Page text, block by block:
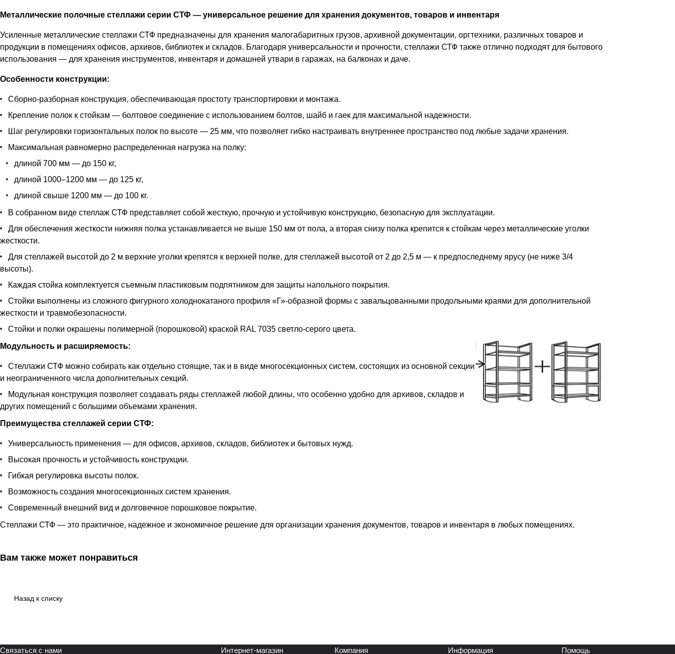
Металлические полочные стеллажи серии СТФ — универсальное решение для хранения документов, товаров и инвентаря
Усиленные металлические стеллажи СТФ предназначены для хранения малогабаритных грузов, архивной документации, оргтехники, различных товаров и
продукции в помещениях офисов, архивов, библиотек и складов. Благодаря универсальности и прочности, стеллажи СТФ также отлично подходят для бытового
использования — для хранения инструментов, инвентаря и домашней утвари в гаражах, на балконах и даче.
Особенности конструкции:
Сборно-разборная конструкция, обеспечивающая простоту транспортировки и монтажа.
Крепление полок к стойкам — болтовое соединение с использованием болтов, шайб и гаек для максимальной надежности.
Шаг регулировки горизонтальных полок по высоте — 25 мм, что позволяет гибко настраивать внутреннее пространство под любые задачи хранения.
Максимальная равномерно распределенная нагрузка на полку:
длиной 700 мм — до 150 кг,
длиной 1000–1200 мм — до 125 кг,
длиной свыше 1200 мм — до 100 кг.
В собранном виде стеллаж СТФ представляет собой жесткую, прочную и устойчивую конструкцию, безопасную для эксплуатации.
Для обеспечения жесткости нижняя полка устанавливается не выше 150 мм от пола, а вторая снизу полка крепится к стойкам через металлические уголки
жесткости.
Для стеллажей высотой до 2 м верхние уголки крепятся к верхней полке, для стеллажей высотой от 2 до 2,5 м — к предпоследнему ярусу (не ниже 3/4
высоты).
Каждая стойка комплектуется съемным пластиковым подпятником для защиты напольного покрытия.
Стойки выполнены из сложного фигурного холоднокатаного профиля «Г»-образной формы с завальцованными продольными краями для дополнительной
жесткости и травмобезопасности.
Стойки и полки окрашены полимерной (порошковой) краской RAL 7035 светло-серого цвета.
Модульность и расширяемость:
Стеллажи СТФ можно собирать как отдельно стоящие, так и в виде многосекционных систем, состоящих из основной секции
и неограниченного числа дополнительных секций.
Модульная конструкция позволяет создавать ряды стеллажей любой длины, что особенно удобно для архивов, складов и
других помещений с большими объемами хранения.
Преимущества стеллажей серии СТФ:
Универсальность применения — для офисов, архивов, складов, библиотек и бытовых нужд.
Высокая прочность и устойчивость конструкции.
Гибкая регулировка высоты полок.
Возможность создания многосекционных систем хранения.
Современный внешний вид и долговечное порошковое покрытие.
Стеллажи СТФ — это практичное, надежное и экономичное решение для организации хранения документов, товаров и инвентаря в любых помещениях.
Вам также может понравиться
Назад к списку
Связаться с нами Интернет-магазин Компания Информация Помощь